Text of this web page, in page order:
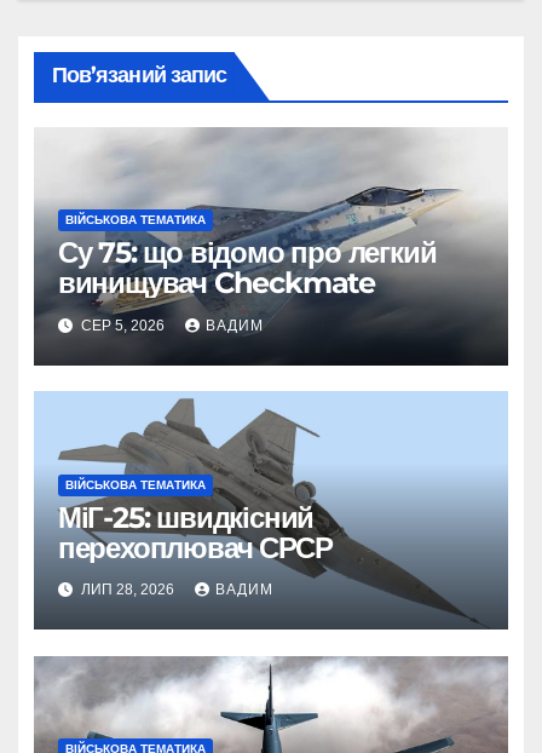
Пов’язаний запис
ВІЙСЬКОВА ТЕМАТИКА
Су 75: що відомо про легкий
винищувач Checkmate
СЕР 5, 2026 ВАДИМ
ВІЙСЬКОВА ТЕМАТИКА
МіГ-25: швидкісний
перехоплювач СРСР
ЛИП 28, 2026 ВАДИМ
ВІЙСЬКОВА ТЕМАТИКА